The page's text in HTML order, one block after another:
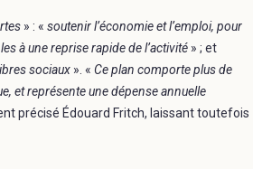
» : « soutenir l’économie et l’emploi, pour
à une reprise rapide de l’activité » ; et
sociaux ». « Ce plan comporte plus de
et représente une dépense annuelle
précisé Édouard Fritch, laissant toutefois